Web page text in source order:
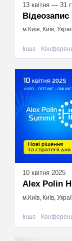
13 квітня — 31
м.Київ, Київ,
Інше
10 квітня 2025
Alex Polin
м.Київ, Київ,
Інше